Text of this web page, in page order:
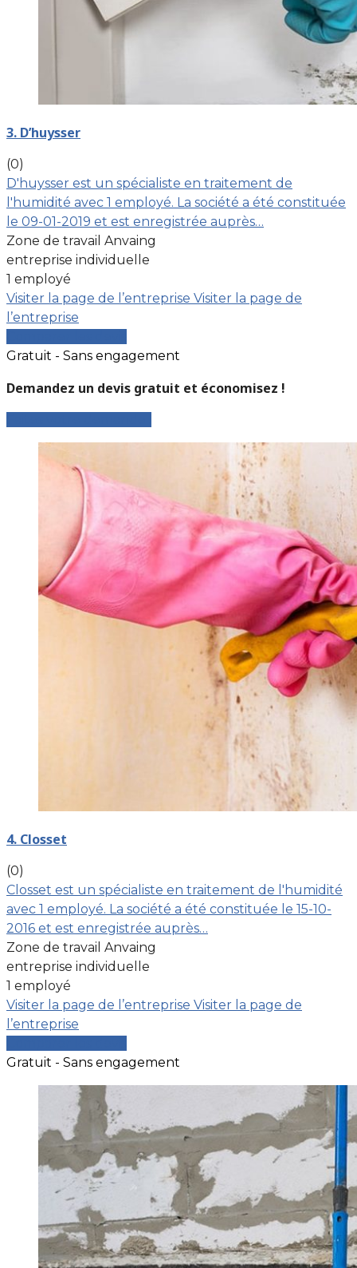
3. D’huysser
(0)
D'huysser est un spécialiste en traitement de
l'humidité avec 1 employé. La société a été constituée
le 09-01-2019 et est enregistrée auprès…
Zone de travail Anvaing
entreprise individuelle
1 employé
Visiter la page de l’entreprise Visiter la page de
l’entreprise
Gratuit - Sans engagement
Demandez un devis gratuit et économisez !
4. Closset
(0)
Closset est un spécialiste en traitement de l'humidité
avec 1 employé. La société a été constituée le 15-10-
2016 et est enregistrée auprès…
Zone de travail Anvaing
entreprise individuelle
1 employé
Visiter la page de l’entreprise Visiter la page de
l’entreprise
Gratuit - Sans engagement